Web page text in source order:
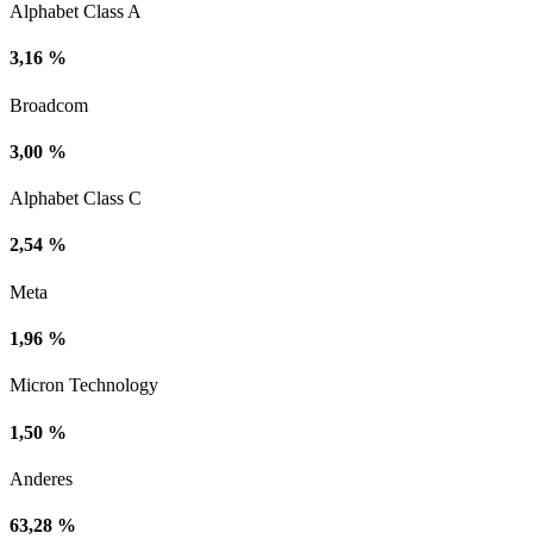
Alphabet Class A
3,16 %
Broadcom
3,00 %
Alphabet Class C
2,54 %
Meta
1,96 %
Micron Technology
1,50 %
Anderes
63,28 %